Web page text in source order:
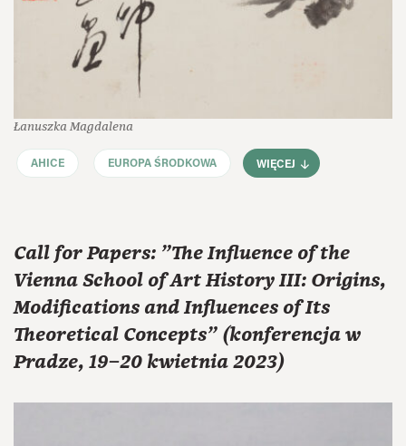
Łanuszka Magdalena
AHICE EUROPA ŚRODKOWA WIĘCEJ
Call for Papers: "The Influence of the
Vienna School of Art History III: Origins,
Modifications and Influences of Its
Theoretical Concepts" (konferencja w
Pradze, 19–20 kwietnia 2023)